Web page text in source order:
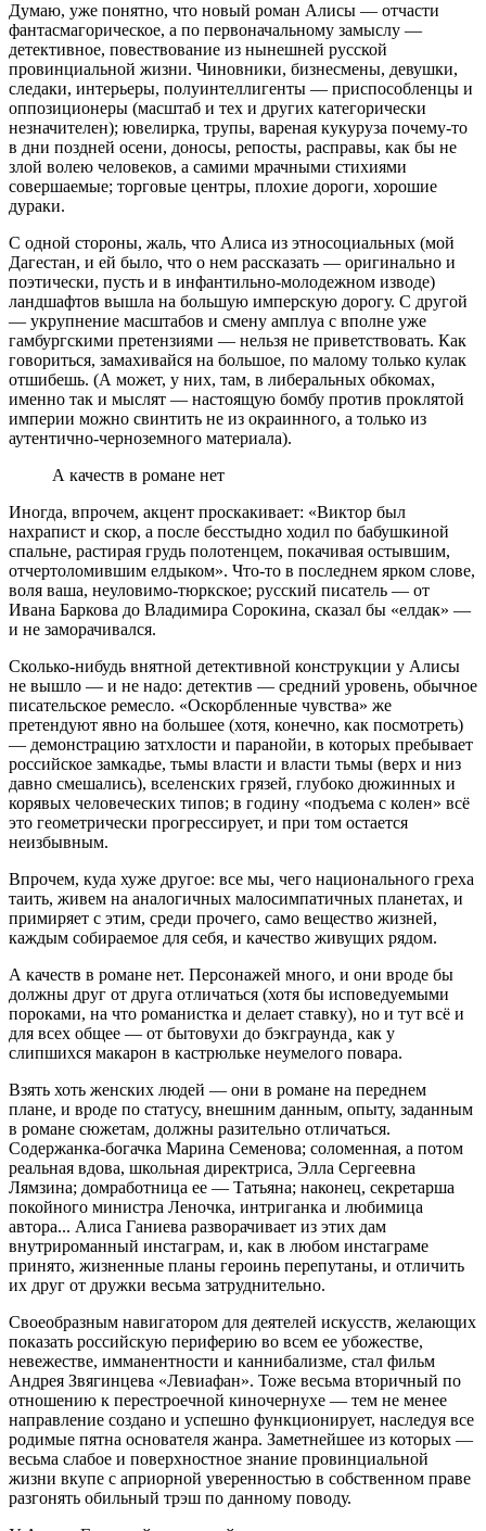
Думаю, уже понятно, что новый роман Алисы — отчасти
фантасмагорическое, а по первоначальному замыслу —
детективное, повествование из нынешней русской
провинциальной жизни. Чиновники, бизнесмены, девушки,
следаки, интерьеры, полуинтеллигенты — приспособленцы и
оппозиционеры (масштаб и тех и других категорически
незначителен); ювелирка, трупы, вареная кукуруза почему-то
в дни поздней осени, доносы, репосты, расправы, как бы не
злой волею человеков, а самими мрачными стихиями
совершаемые; торговые центры, плохие дороги, хорошие
дураки.
С одной стороны, жаль, что Алиса из этносоциальных (мой
Дагестан, и ей было, что о нем рассказать — оригинально и
поэтически, пусть и в инфантильно-молодежном изводе)
ландшафтов вышла на большую имперскую дорогу. С другой
— укрупнение масштабов и смену амплуа с вполне уже
гамбургскими претензиями — нельзя не приветствовать. Как
говориться, замахивайся на большое, по малому только кулак
отшибешь. (А может, у них, там, в либеральных обкомах,
именно так и мыслят — настоящую бомбу против проклятой
империи можно свинтить не из окраинного, а только из
аутентично-черноземного материала).
А качеств в романе нет
Иногда, впрочем, акцент проскакивает: «Виктор был
нахрапист и скор, а после бесстыдно ходил по бабушкиной
спальне, растирая грудь полотенцем, покачивая остывшим,
отчертоломившим елдыком». Что-то в последнем ярком слове,
воля ваша, неуловимо-тюркское; русский писатель — от
Ивана Баркова до Владимира Сорокина, сказал бы «елдак» —
и не заморачивался.
Сколько-нибудь внятной детективной конструкции у Алисы
не вышло — и не надо: детектив — средний уровень, обычное
писательское ремесло. «Оскорбленные чувства» же
претендуют явно на большее (хотя, конечно, как посмотреть)
— демонстрацию затхлости и паранойи, в которых пребывает
российское замкадье, тьмы власти и власти тьмы (верх и низ
давно смешались), вселенских грязей, глубоко дюжинных и
корявых человеческих типов; в годину «подъема с колен» всё
это геометрически прогрессирует, и при том остается
неизбывным.
Впрочем, куда хуже другое: все мы, чего национального греха
таить, живем на аналогичных малосимпатичных планетах, и
примиряет с этим, среди прочего, само вещество жизней,
каждым собираемое для себя, и качество живущих рядом.
А качеств в романе нет. Персонажей много, и они вроде бы
должны друг от друга отличаться (хотя бы исповедуемыми
пороками, на что романистка и делает ставку), но и тут всё и
для всех общее — от бытовухи до бэкграунда¸ как у
слипшихся макарон в кастрюльке неумелого повара.
Взять хоть женских людей — они в романе на переднем
плане, и вроде по статусу, внешним данным, опыту, заданным
в романе сюжетам, должны разительно отличаться.
Содержанка-богачка Марина Семенова; соломенная, а потом
реальная вдова, школьная директриса, Элла Сергеевна
Лямзина; домработница ее — Татьяна; наконец, секретарша
покойного министра Леночка, интриганка и любимица
автора... Алиса Ганиева разворачивает из этих дам
внутрироманный инстаграм, и, как в любом инстаграме
принято, жизненные планы героинь перепутаны, и отличить
их друг от дружки весьма затруднительно.
Своеобразным навигатором для деятелей искусств, желающих
показать российскую периферию во всем ее убожестве,
невежестве, имманентности и каннибализме, стал фильм
Андрея Звягинцева «Левиафан». Тоже весьма вторичный по
отношению к перестроечной киночернухе — тем не менее
направление создано и успешно функционирует, наследуя все
родимые пятна основателя жанра. Заметнейшее из которых —
весьма слабое и поверхностное знание провинциальной
жизни вкупе с априорной уверенностью в собственном праве
разгонять обильный трэш по данному поводу.